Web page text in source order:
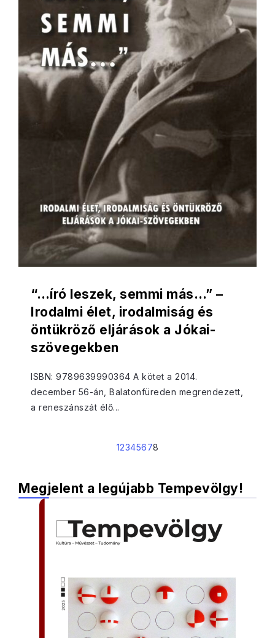
“…író leszek, semmi más…” –
Irodalmi élet, irodalmiság és
öntükröző eljárások a Jókai-
szövegekben
ISBN: 9789639990364 A kötet a 2014.
december 56-án, Balatonfüreden megrendezett,
a reneszánszát élő...
12345678
Megjelent a legújabb Tempevölgy!